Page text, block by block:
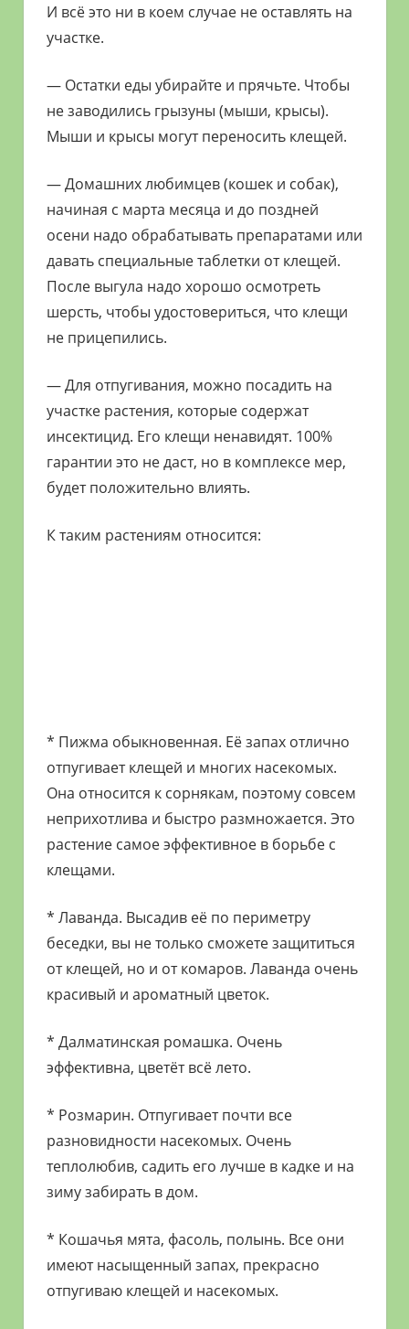
И всё это ни в коем случае не оставлять на
участке.
— Остатки еды убирайте и прячьте. Чтобы
не заводились грызуны (мыши, крысы).
Мыши и крысы могут переносить клещей.
— Домашних любимцев (кошек и собак),
начиная с марта месяца и до поздней
осени надо обрабатывать препаратами или
давать специальные таблетки от клещей.
После выгула надо хорошо осмотреть
шерсть, чтобы удостовериться, что клещи
не прицепились.
— Для отпугивания, можно посадить на
участке растения, которые содержат
инсектицид. Его клещи ненавидят. 100%
гарантии это не даст, но в комплексе мер,
будет положительно влиять.
К таким растениям относится:
* Пижма обыкновенная. Её запах отлично
отпугивает клещей и многих насекомых.
Она относится к сорнякам, поэтому совсем
неприхотлива и быстро размножается. Это
растение самое эффективное в борьбе с
клещами.
* Лаванда. Высадив её по периметру
беседки, вы не только сможете защититься
от клещей, но и от комаров. Лаванда очень
красивый и ароматный цветок.
* Далматинская ромашка. Очень
эффективна, цветёт всё лето.
* Розмарин. Отпугивает почти все
разновидности насекомых. Очень
теплолюбив, садить его лучше в кадке и на
зиму забирать в дом.
* Кошачья мята, фасоль, полынь. Все они
имеют насыщенный запах, прекрасно
отпугиваю клещей и насекомых.